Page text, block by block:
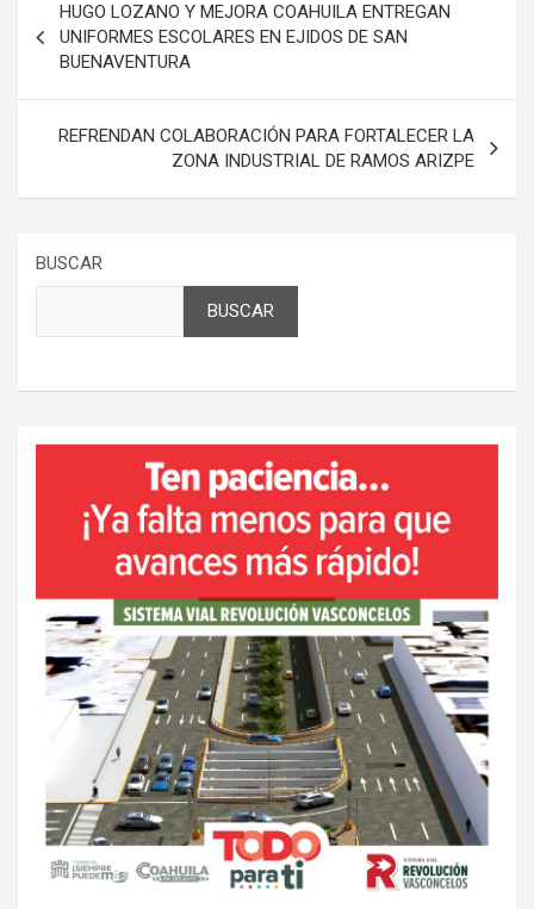
de
entradas
HUGO LOZANO Y MEJORA COAHUILA ENTREGAN
UNIFORMES ESCOLARES EN EJIDOS DE SAN
BUENAVENTURA
REFRENDAN COLABORACIÓN PARA FORTALECER LA
ZONA INDUSTRIAL DE RAMOS ARIZPE
BUSCAR
BUSCAR